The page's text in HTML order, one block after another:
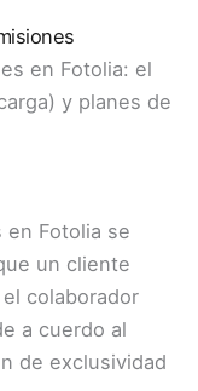
en Fotolia: el
y planes de
en Fotolia se
un cliente
colaborador
a cuerdo al
de exclusividad